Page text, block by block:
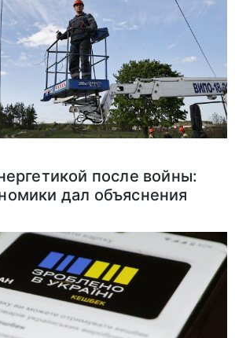
после войны:
дал объяснения